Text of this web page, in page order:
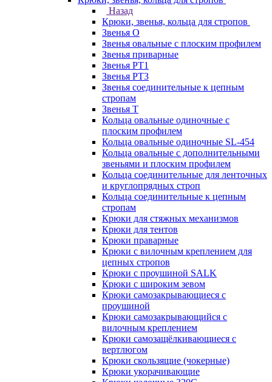
Назад
Крюки, звенья, кольца для стропов
Звенья О
Звенья овальные с плоским профилем
Звенья приварные
Звенья РТ1
Звенья РТ3
Звенья соединительные к цепным
стропам
Звенья Т
Кольца овальные одиночные c
плоским профилем
Кольца овальные одиночные SL-454
Кольца овальные с дополнительными
звеньями и плоским профилем
Кольца соединительные для ленточных
и круглопрядных строп
Кольца соединительные к цепным
стропам
Крюки для стяжных механизмов
Крюки для тентов
Крюки праварные
Крюки с вилочным креплением для
цепных стропов
Крюки с проушиной SALK
Крюки с широким зевом
Крюки самозакрывающиеся с
проушиной
Крюки самозакрывающийся с
вилочным креплением
Крюки самозащёлкивающиеся с
вертлюгом
Крюки скользящие (чокерные)
Крюки укорачивающие